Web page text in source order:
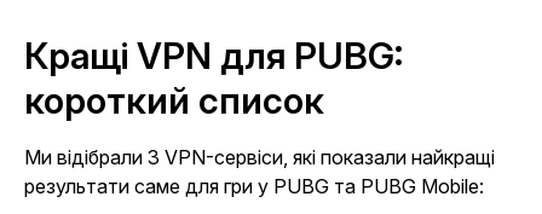
Кращі VPN для PUBG:
короткий список
Ми відібрали 3 VPN-сервіси, які показали найкращі
результати саме для гри у PUBG та PUBG Mobile: